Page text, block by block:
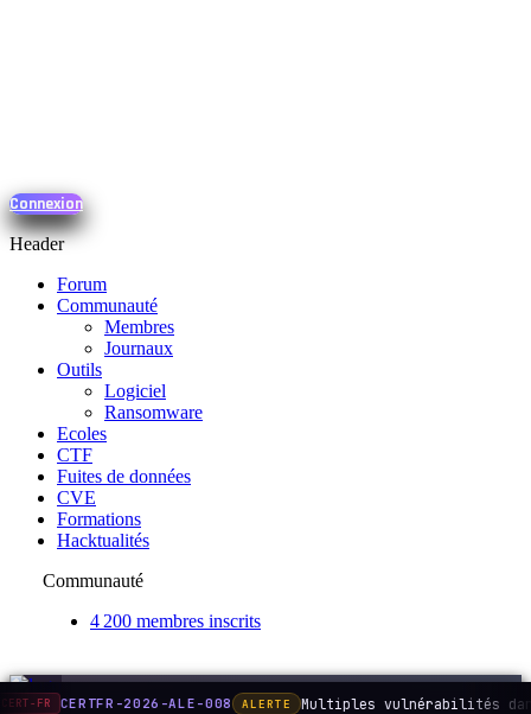
Connexion
Header
Forum
Communauté
Membres
Journaux
Outils
Logiciel
Ransomware
Ecoles
CTF
Fuites de données
CVE
Formations
Hacktualités
Communauté
4 200 membres inscrits
CERT-FR CERTFR-2026-ALE-008 ALERTE Multiples vulnérabilités